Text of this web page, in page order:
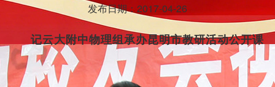
发布日期：2017-04-26
记云大附中物理组承办昆明市教研活动公开课